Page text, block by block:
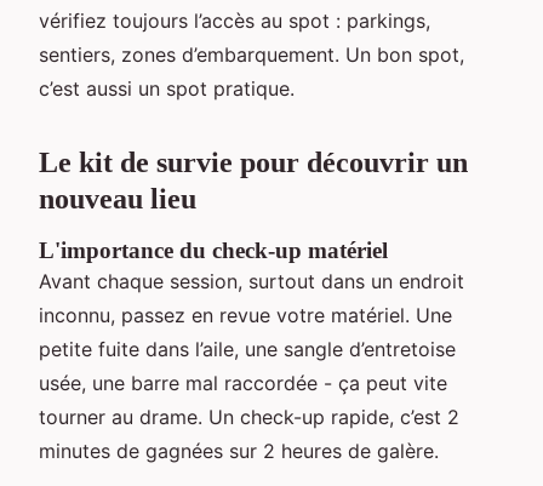
vérifiez toujours l’accès au spot : parkings,
sentiers, zones d’embarquement. Un bon spot,
c’est aussi un spot pratique.
Le kit de survie pour découvrir un
nouveau lieu
L'importance du check-up matériel
Avant chaque session, surtout dans un endroit
inconnu, passez en revue votre matériel. Une
petite fuite dans l’aile, une sangle d’entretoise
usée, une barre mal raccordée - ça peut vite
tourner au drame. Un check-up rapide, c’est 2
minutes de gagnées sur 2 heures de galère.